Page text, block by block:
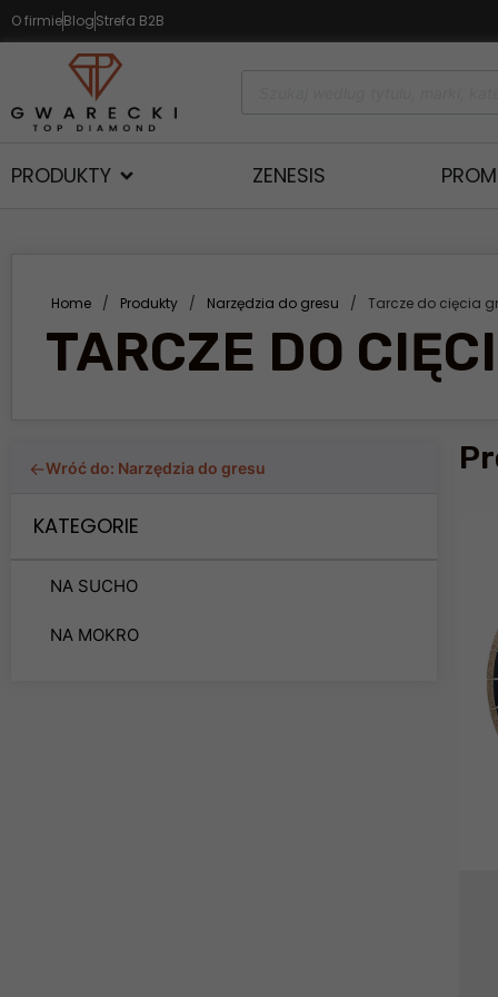
O firmieBlogStrefa B2B
PRODUKTY ZENESIS
Home / Produkty / Narzędzia do gresu / Tarcze do cięcia
TARCZE DO
←Wróć do: Narzędzia do gresu
KATEGORIE
NA SUCHO
NA MOKRO